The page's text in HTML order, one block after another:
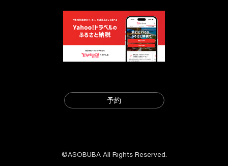
予約
©ASOBUBA All Rights Reserved.